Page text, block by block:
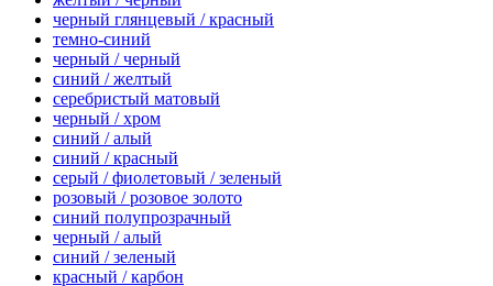
черный глянцевый / красный
темно-синий
черный / черный
синий / желтый
серебристый матовый
черный / хром
синий / алый
синий / красный
серый / фиолетовый / зеленый
розовый / розовое золото
синий полупрозрачный
черный / алый
синий / зеленый
красный / карбон